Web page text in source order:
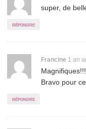
super, de
répondre
Francine 1 an
Bravo pour
répondre